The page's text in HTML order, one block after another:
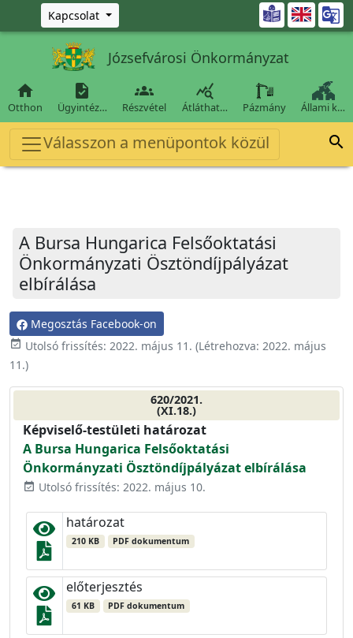
Ugrás a fő tartalomra
Kapcsolat 
Józsefvárosi Önkormányzat

Otthon

Ügyintéz…

Részvétel

Átláthat… Pázmány Állami k…
Válasszon a menüpontok közül 
A Bursa Hungarica Felsőoktatási
Önkormányzati Ösztöndíjpályázat
elbírálása
Megosztás Facebook-on
event_available Utolsó frissítés: 2022. május 11. (Létrehozva: 2022. május
11.)
620/2021.
(XI.18.)
Képviselő-testületi határozat
A Bursa Hungarica Felsőoktatási
Önkormányzati Ösztöndíjpályázat elbírálása
event_available Utolsó frissítés: 2022. május 10.
határozat
210 KB PDF dokumentum
előterjesztés
61 KB PDF dokumentum